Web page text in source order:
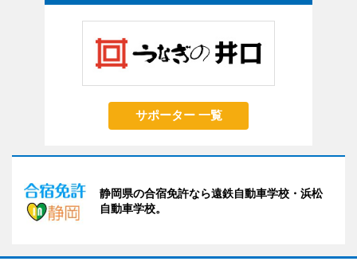
サポーター 一覧
静岡県の合宿免許なら遠鉄自動車学校・浜松
自動車学校。